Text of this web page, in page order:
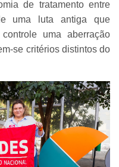
de tratamento entre
uma luta antiga que
uma aberração
se critérios distintos do